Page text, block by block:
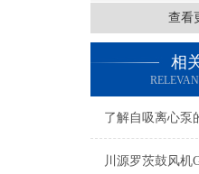
查看
相
了解自吸离心泵